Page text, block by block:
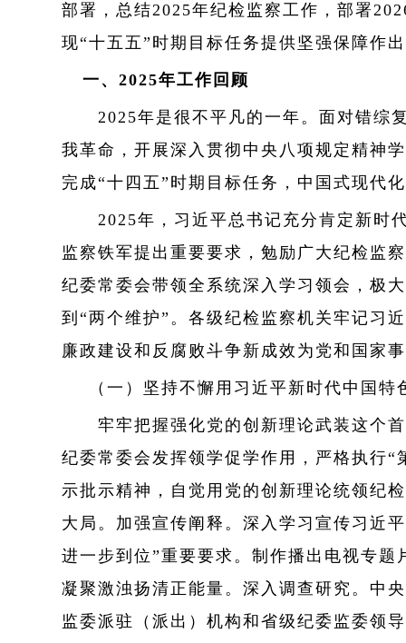
部署，总结2025年纪检监察工作，部署
现“十五五”时期目标任务提供坚强保障作
一、2025年工作回顾
2025年是很不平凡的一年。面对错综复
我革命，开展深入贯彻中央八项规定精神
完成“十四五”时期目标任务，中国式现代
2025年，习近平总书记充分肯定新时代
监察铁军提出重要要求，勉励广大纪检监
纪委常委会带领全系统深入学习领会，极
到“两个维护”。各级纪检监察机关牢记习
廉政建设和反腐败斗争新成效为党和国家
（一）坚持不懈用习近平新时代中国
牢牢把握强化党的创新理论武装这个首
纪委常委会发挥领学促学作用，严格执行
示批示精神，自觉用党的创新理论统领纪
大局。加强宣传阐释。深入学习宣传习近
进一步到位”重要要求。制作播出电视专
凝聚激浊扬清正能量。深入调查研究。中
监委派驻（派出）机构和省级纪委监委领